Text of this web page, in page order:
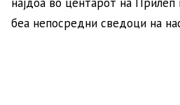
најдоа во центарот на Прилеп
беа непосредни сведоци на